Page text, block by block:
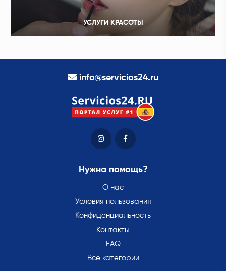
УСЛУГИ КРАСОТЫ
info@servicios24.ru
Нужна помощь?
О нас
Условия пользования
Конфиденциальность
Контакты
FAQ
Все категории